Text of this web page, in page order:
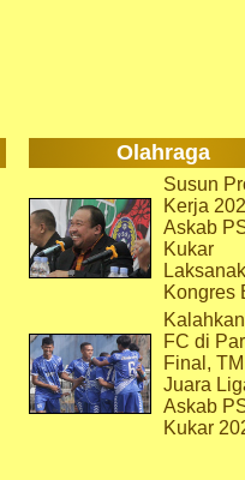
Olahraga
Susun
Kerja
Askab
Kukar
Kongres
FC di
Final,
Juara
Askab
Kukar